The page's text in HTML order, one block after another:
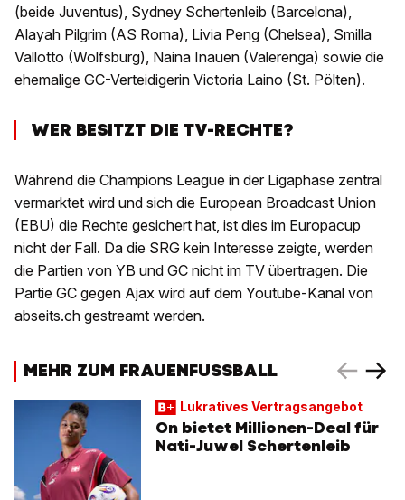
(beide Juventus), Sydney Schertenleib (Barcelona),
Alayah Pilgrim (AS Roma), Livia Peng (Chelsea), Smilla
Vallotto (Wolfsburg), Naina Inauen (Valerenga) sowie die
ehemalige GC-Verteidigerin Victoria Laino (St. Pölten).
WER BESITZT DIE TV-RECHTE?
Während die Champions League in der Ligaphase zentral
vermarktet wird und sich die European Broadcast Union
(EBU) die Rechte gesichert hat, ist dies im Europacup
nicht der Fall. Da die SRG kein Interesse zeigte, werden
die Partien von YB und GC nicht im TV übertragen. Die
Partie GC gegen Ajax wird auf dem Youtube-Kanal von
abseits.ch gestreamt werden.
MEHR ZUM FRAUENFUSSBALL
Lukratives Vertragsangebot
On bietet Millionen-Deal für
Nati-Juwel Schertenleib